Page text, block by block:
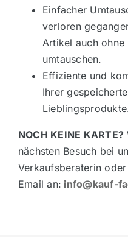
Einfacher
verloren
Artikel auch
umtauschen.
Effiziente und
Ihrer
NOCH KEINE KARTE?
nächsten Besuch bei
Verkaufsberaterin
Email an: info@kauf-